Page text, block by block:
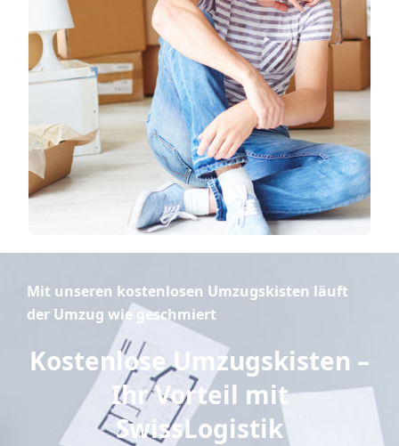
Mit unseren kostenlosen Umzugskisten läuft
der Umzug wie geschmiert
Kostenlose Umzugskisten –
Ihr Vorteil mit
SwissLogistik